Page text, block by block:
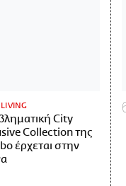
City
Collection της
έρχεται στην